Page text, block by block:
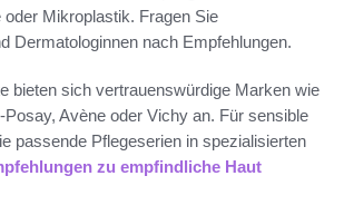
oder Mikroplastik. Fragen Sie
Dermatologinnen nach Empfehlungen.
bieten sich vertrauenswürdige Marken wie
Avène oder Vichy an. Für sensible
passende Pflegeserien in spezialisierten
zu empfindliche Haut